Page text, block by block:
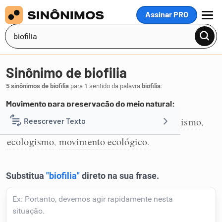
Assinar PRO
MENU
Reescrever Texto
Resumir Texto
Corrigir Texto
Detector de IA
Sinônimo de biofilia
5 sinônimos de biofilia para 1 sentido da palavra biofilia:
Movimento para preservação do meio natural:
1 ecologia,ambientalismo conservacionismo,
ecologismo, movimento ecológico.